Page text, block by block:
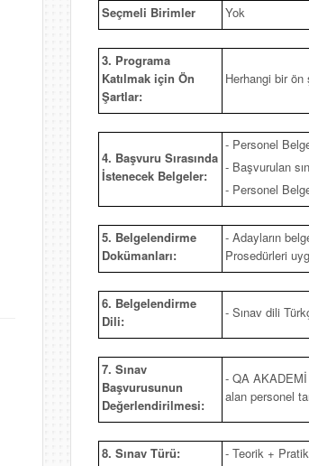
Seçmeli Birimler
Yok
3. Programa
Katılmak için Ön
Şartlar:
Herhangi bir ön
4. Başvuru Sırasında
İstenecek Belgeler:
- Personel
- Başvurulan
- Personel
5. Belgelendirme
Dokümanları:
- Adayların
Prosedürleri
6. Belgelendirme
Dili:
- Sınav dili
7. Sınav
Başvurusunun
Değerlendirilmesi:
- QA AKADEMİ
alan personel
8. Sınav Türü: - Teorik +